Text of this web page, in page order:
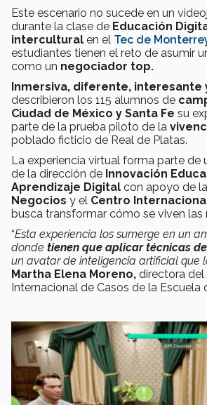
Este escenario no sucede en un
durante la clase de Educación
intercultural en el Tec de
estudiantes tienen el reto de asumir
como un negociador top.
Inmersiva, diferente, interesante
describieron los 115 alumnos de
Ciudad de México y Santa Fe su
parte de la prueba piloto de la
poblado ficticio de Real de Platas.
La experiencia virtual forma parte de
de la dirección de Innovación
Aprendizaje Digital con apoyo de la
Negocios y el Centro
busca transformar cómo se viven las
“Esta experiencia los sumerge en un
donde tienen que aplicar técnicas
un avatar de inteligencia artificial que
Martha Elena Moreno, directora del
Internacional de Casos de la Escuela